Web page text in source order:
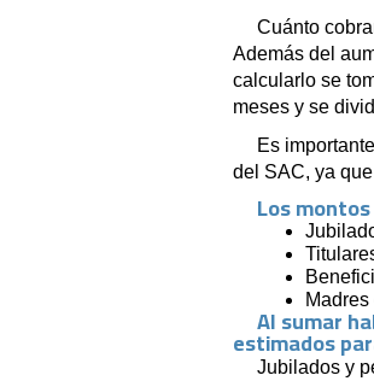
Cuánto
Además del
calcularlo se
meses y se
Es
del SAC, ya
Los
Al sumar
estimados
Jubilados y